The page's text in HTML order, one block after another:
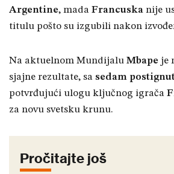
Argentine, mada Francuska nije
titulu pošto su izgubili nakon
Na aktuelnom Mundijalu Mbape je
sjajne rezultate, sa sedam
potvrđujući ulogu ključnog igrača
za novu svetsku krunu.
Pročitajte još